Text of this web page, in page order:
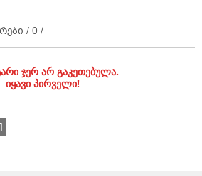
/ 0 /
ჯერ არ გაკეთებულა.
იყავი პირველი!